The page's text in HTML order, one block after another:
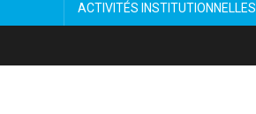
ACTIVITÉS INSTITUTIONNELLES